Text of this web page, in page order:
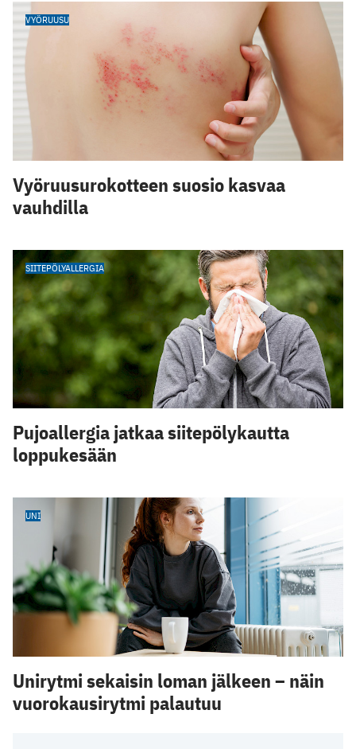
VYÖRUUSU
Vyöruusurokotteen suosio kasvaa
vauhdilla
SIITEPÖLYALLERGIA
Pujoallergia jatkaa siitepölykautta
loppukesään
UNI
Unirytmi sekaisin loman jälkeen – näin
vuorokausirytmi palautuu